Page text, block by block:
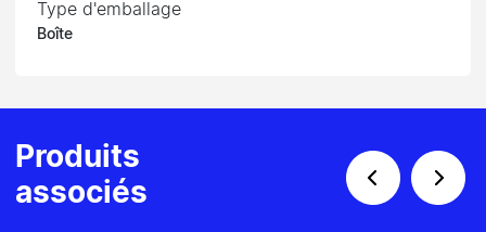
Type d'emballage
Boîte
Produits
associés